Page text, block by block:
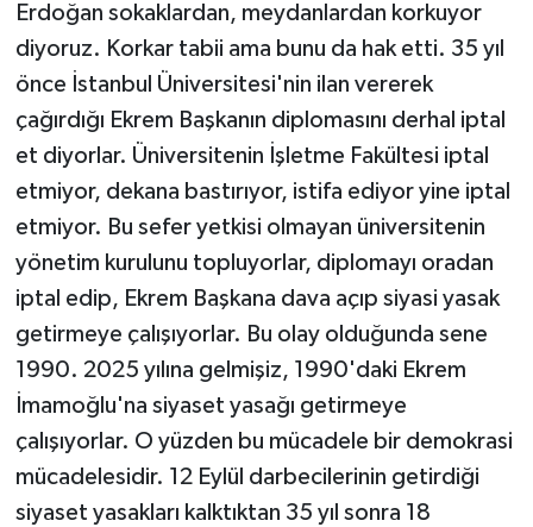
Erdoğan sokaklardan, meydanlardan korkuyor
diyoruz. Korkar tabii ama bunu da hak etti. 35 yıl
önce İstanbul Üniversitesi'nin ilan vererek
çağırdığı Ekrem Başkanın diplomasını derhal iptal
et diyorlar. Üniversitenin İşletme Fakültesi iptal
etmiyor, dekana bastırıyor, istifa ediyor yine iptal
etmiyor. Bu sefer yetkisi olmayan üniversitenin
yönetim kurulunu topluyorlar, diplomayı oradan
iptal edip, Ekrem Başkana dava açıp siyasi yasak
getirmeye çalışıyorlar. Bu olay olduğunda sene
1990. 2025 yılına gelmişiz, 1990'daki Ekrem
İmamoğlu'na siyaset yasağı getirmeye
çalışıyorlar. O yüzden bu mücadele bir demokrasi
mücadelesidir. 12 Eylül darbecilerinin getirdiği
siyaset yasakları kalktıktan 35 yıl sonra 18